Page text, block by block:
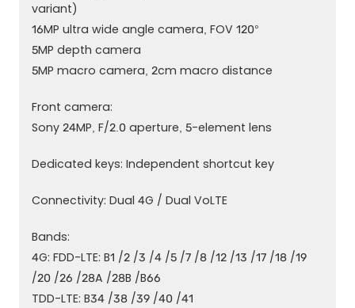
variant)
16MP ultra wide angle camera, FOV 120°
5MP depth camera
5MP macro camera, 2cm macro distance
Front camera:
Sony 24MP, F/2.0 aperture, 5-element lens
Dedicated keys: Independent shortcut key
Connectivity: Dual 4G / Dual VoLTE
Bands:
4G: FDD-LTE: B1 /2 /3 /4 /5 /7 /8 /12 /13 /17 /18 /19
/20 /26 /28A /28B /B66
TDD-LTE: B34 /38 /39 /40 /41